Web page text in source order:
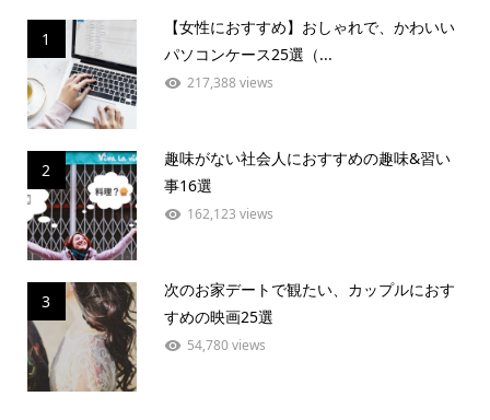
1
【女性におすすめ】おしゃれで、かわいい
パソコンケース25選（...
217,388 views
2
趣味がない社会人におすすめの趣味&習い
事16選
162,123 views
3
次のお家デートで観たい、カップルにおす
すめの映画25選
54,780 views